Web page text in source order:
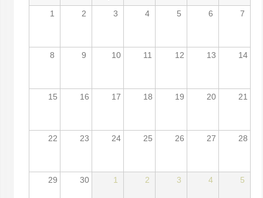
1
2 3 4 5 6 7
8 9 10 11 12 13 14
15 16 17 18 19 20 21
22 23 24 25 26 27 28
29 30 1 2 3 4 5